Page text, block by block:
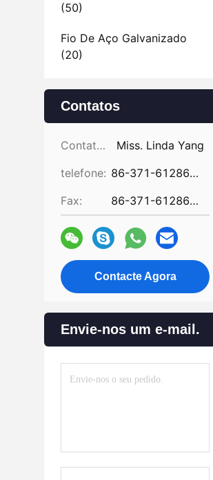
(50)
Fio De Aço Galvanizado
(20)
Contatos
Contatos:
Miss. Linda Yang
telefone:
86-371-61286031
Fax:
86-371-61286032
Contacte Agora
Envie-nos um e-mail.